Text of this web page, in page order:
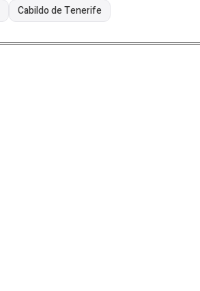
Cabildo de Tenerife